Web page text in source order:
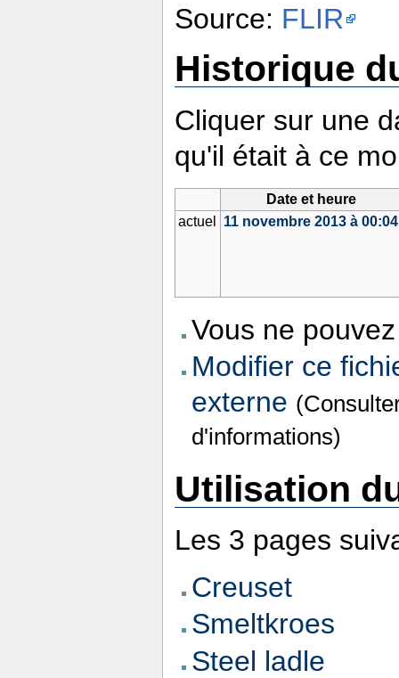
Source: FLIR
Historique
Cliquer sur une
qu'il était à ce
Date et heure
actuel
11 novembre 2013 à 00:04
Vous ne
Modifier ce
externe
d'informations)
Utilisation
Les 3 pages
Creuset
Smeltkroes
Steel ladle